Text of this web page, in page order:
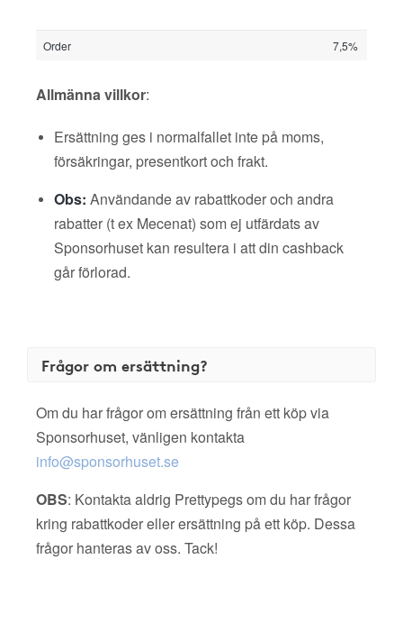
Order 7,5%
Allmänna villkor:
Ersättning ges i normalfallet inte på moms,
försäkringar, presentkort och frakt.
Obs: Användande av rabattkoder och andra
rabatter (t ex Mecenat) som ej utfärdats av
Sponsorhuset kan resultera i att din cashback
går förlorad.
Frågor om ersättning?
Om du har frågor om ersättning från ett köp via
Sponsorhuset, vänligen kontakta
info@sponsorhuset.se
OBS: Kontakta aldrig Prettypegs om du har frågor
kring rabattkoder eller ersättning på ett köp. Dessa
frågor hanteras av oss. Tack!